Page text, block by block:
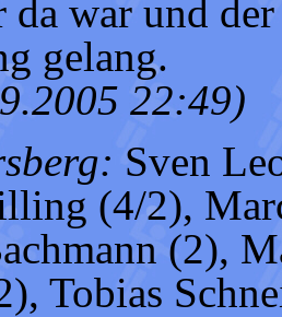
war und
gelang.
22:49)
Sven
(4/2),
(2),
Tobias